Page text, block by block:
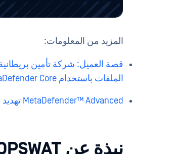
المزيد من المعلومات:
قصة العميل: شركة تأمين
الملفات باستخدام MetaDefender Core
MetaDefender™ Advanced تهديد Prevention Platform
نبذة عن OPSWAT